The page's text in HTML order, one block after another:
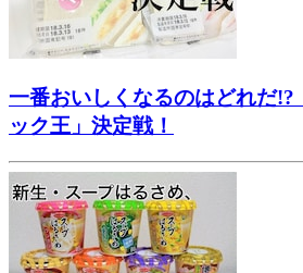
一番おいしくなるのはどれだ
ック王」決定戦！